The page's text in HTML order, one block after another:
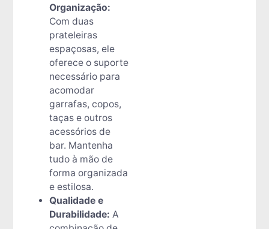
Organização:
Com duas
prateleiras
espaçosas, ele
oferece o suporte
necessário para
acomodar
garrafas, copos,
taças e outros
acessórios de
bar. Mantenha
tudo à mão de
forma organizada
e estilosa.
Qualidade e
Durabilidade: A